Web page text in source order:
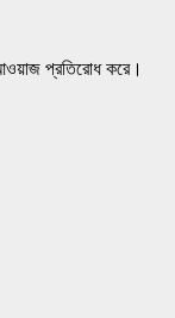
প্রতিরোধ করে।